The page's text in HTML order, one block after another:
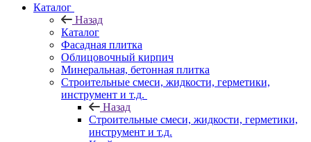
Каталог
Назад
Каталог
Фасадная плитка
Облицовочный кирпич
Минеральная, бетонная плитка
Строительные смеси, жидкости, герметики,
инструмент и т.д.
Назад
Строительные смеси, жидкости, герметики,
инструмент и т.д.